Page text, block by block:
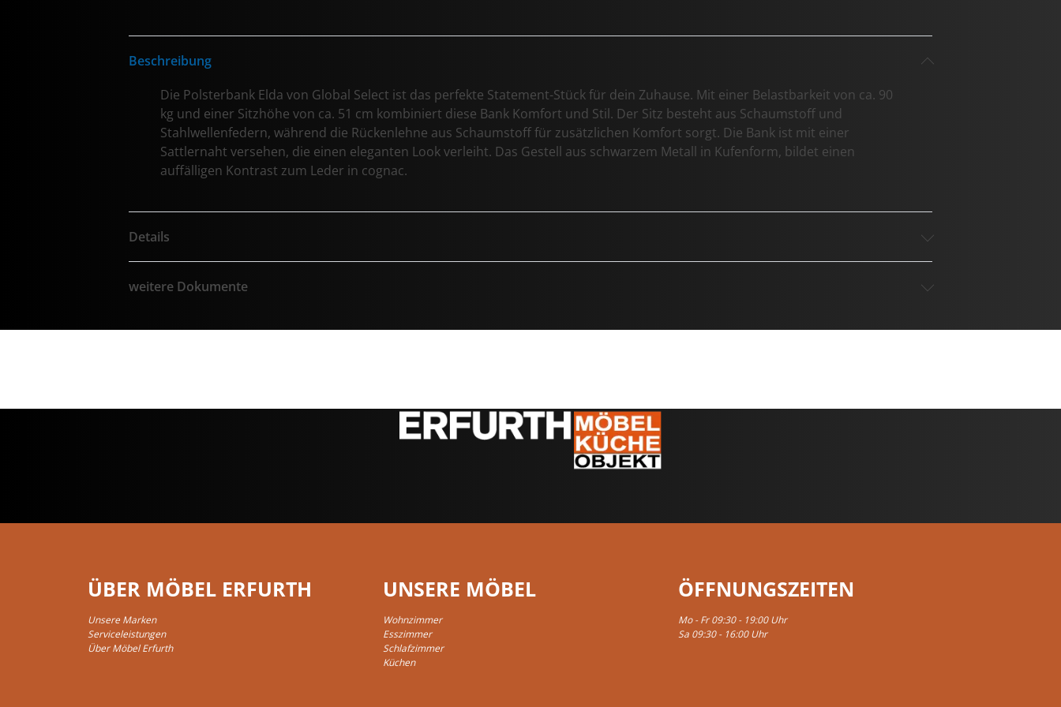
Beschreibung
Die Polsterbank Elda von Global Select ist das perfekte Statement-Stück für dein Zuhause. Mit einer Belastbarkeit von ca. 90
kg und einer Sitzhöhe von ca. 51 cm kombiniert diese Bank Komfort und Stil. Der Sitz besteht aus Schaumstoff und
Stahlwellenfedern, während die Rückenlehne aus Schaumstoff für zusätzlichen Komfort sorgt. Die Bank ist mit einer
Sattlernaht versehen, die einen eleganten Look verleiht. Das Gestell aus schwarzem Metall in Kufenform, bildet einen
auffälligen Kontrast zum Leder in cognac.
Details
weitere Dokumente
ÜBER MÖBEL ERFURTH
Unsere Marken
Serviceleistungen
Über Möbel Erfurth
UNSERE MÖBEL
Wohnzimmer
Esszimmer
Schlafzimmer
Küchen
ÖFFNUNGSZEITEN
Mo - Fr 09:30 - 19:00 Uhr
Sa 09:30 - 16:00 Uhr